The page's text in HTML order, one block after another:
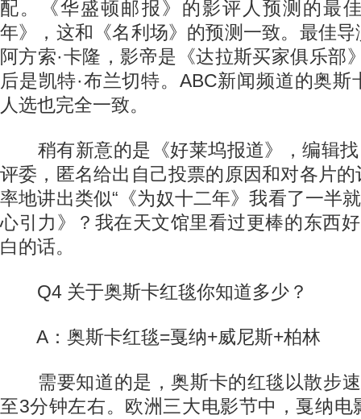
配。《华盛顿邮报》的影评人预测的最
年》，这和《名利场》的预测一致。最佳
阿方索·卡隆，影帝是《达拉斯买家俱乐部
后是凯特·布兰切特。ABC新闻频道的奥
人选也完全一致。
稍有新意的是《好莱坞报道》，编辑找
评委，匿名给出自己投票的原因和对各片
率地讲出类似“《为奴十二年》我看了一半
心引力》？我在天文馆里看过更棒的东西
白的话。
Q4 关于奥斯卡红毯你知道多少？
A：奥斯卡红毯=戛纳+威尼斯+柏林
需要知道的是，奥斯卡的红毯以散步速
至3分钟左右。欧洲三大电影节中，戛纳电